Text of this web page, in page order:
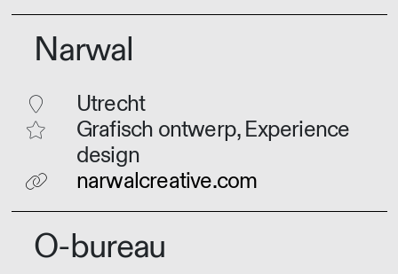
Narwal
Utrecht
Grafisch ontwerp, Experience
design
narwalcreative.com
O-bureau